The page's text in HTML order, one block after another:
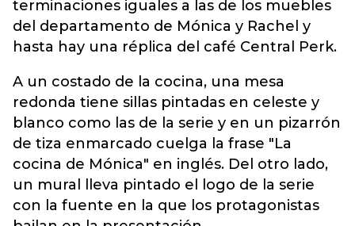
terminaciones iguales a las de los muebles
del departamento de Mónica y Rachel y
hasta hay una réplica del café Central Perk.
A un costado de la cocina, una mesa
redonda tiene sillas pintadas en celeste y
blanco como las de la serie y en un pizarrón
de tiza enmarcado cuelga la frase "La
cocina de Mónica" en inglés. Del otro lado,
un mural lleva pintado el logo de la serie
con la fuente en la que los protagonistas